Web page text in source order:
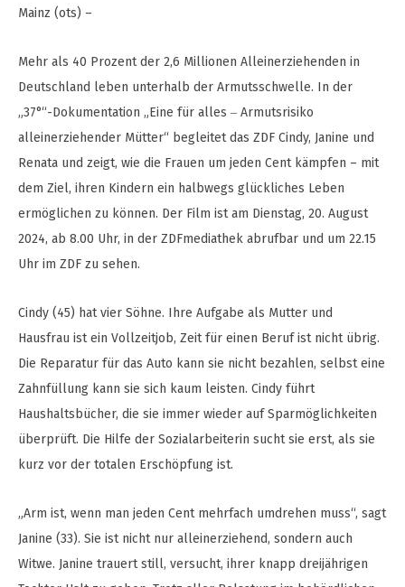
Mainz (ots) –
Mehr als 40 Prozent der 2,6 Millionen Alleinerziehenden in
Deutschland leben unterhalb der Armutsschwelle. In der
„37°“-Dokumentation „Eine für alles ‒ Armutsrisiko
alleinerziehender Mütter“ begleitet das ZDF Cindy, Janine und
Renata und zeigt, wie die Frauen um jeden Cent kämpfen – mit
dem Ziel, ihren Kindern ein halbwegs glückliches Leben
ermöglichen zu können. Der Film ist am Dienstag, 20. August
2024, ab 8.00 Uhr, in der ZDFmediathek abrufbar und um 22.15
Uhr im ZDF zu sehen.
Cindy (45) hat vier Söhne. Ihre Aufgabe als Mutter und
Hausfrau ist ein Vollzeitjob, Zeit für einen Beruf ist nicht übrig.
Die Reparatur für das Auto kann sie nicht bezahlen, selbst eine
Zahnfüllung kann sie sich kaum leisten. Cindy führt
Haushaltsbücher, die sie immer wieder auf Sparmöglichkeiten
überprüft. Die Hilfe der Sozialarbeiterin sucht sie erst, als sie
kurz vor der totalen Erschöpfung ist.
„Arm ist, wenn man jeden Cent mehrfach umdrehen muss“, sagt
Janine (33). Sie ist nicht nur alleinerziehend, sondern auch
Witwe. Janine trauert still, versucht, ihrer knapp dreijährigen